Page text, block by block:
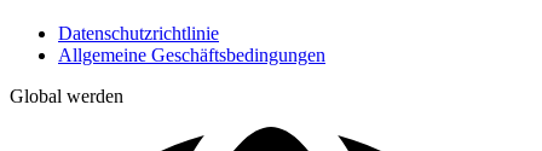
Datenschutzrichtlinie
Allgemeine Geschäftsbedingungen
Global werden